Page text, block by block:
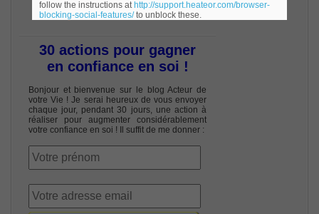
30 actions pour gagner
en confiance en soi !
Bonjour et bienvenue sur le blog Acteur de
votre Vie ! Je serai heureux de vous envoyer
chaque jour, pendant 30 jours, une action à
réaliser pour augmenter considérablement
votre confiance en soi ! Il suffit de me donner :
follow the instructions at http://support.heateor.com/browser-
blocking-social-features/to unblock these.